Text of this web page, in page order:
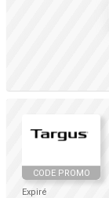
CODE PROMO
Expiré